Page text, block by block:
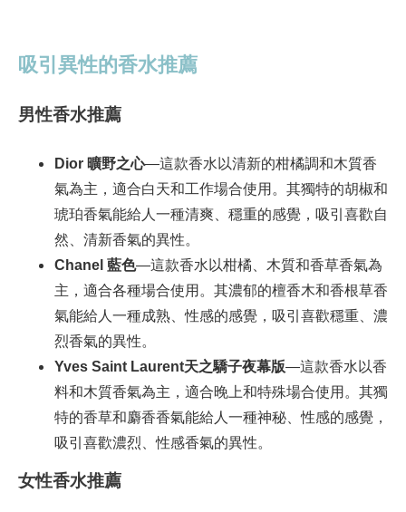
吸引異性的香水推薦
男性香水推薦
Dior 曠野之心—這款香水以清新的柑橘調和木質香
氣為主，適合白天和工作場合使用。其獨特的胡椒和
琥珀香氣能給人一種清爽、穩重的感覺，吸引喜歡自
然、清新香氣的異性。
Chanel 藍色—這款香水以柑橘、木質和香草香氣為
主，適合各種場合使用。其濃郁的檀香木和香根草香
氣能給人一種成熟、性感的感覺，吸引喜歡穩重、濃
烈香氣的異性。
Yves Saint Laurent天之驕子夜幕版—這款香水以香
料和木質香氣為主，適合晚上和特殊場合使用。其獨
特的香草和麝香香氣能給人一種神秘、性感的感覺，
吸引喜歡濃烈、性感香氣的異性。
女性香水推薦